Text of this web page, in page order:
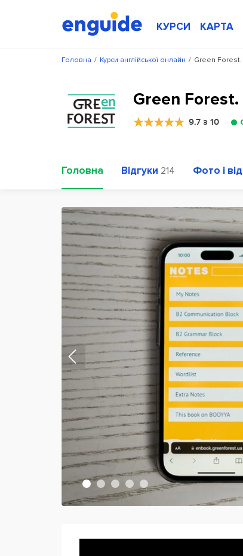
КУРСИ КАРТА
/
Головна /
Курси англійської онлайн Green Forest.
Green Forest.
9.7 з 10
Головна Відгуки 214 Фото і